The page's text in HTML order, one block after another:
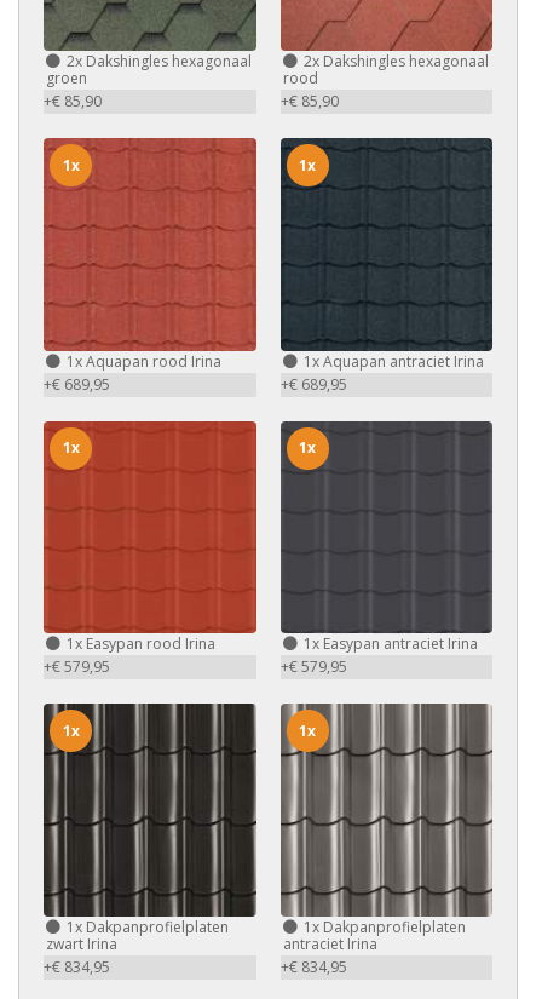
2x Dakshingles hexagonaal
groen
+€ 85,90
2xDakshingles hexagonaal
rood
+€ 85,90
1xAquapan rood Irina
+€ 689,95
1x
1xAquapan antraciet Irina
+€ 689,95
1x
1x Easypan rood Irina
+€ 579,95
1x
1xEasypan antraciet Irina
+€ 579,95
1x
1x Dakpanprofielplaten
zwart Irina
+€ 834,95
1x
1xDakpanprofielplaten
antraciet Irina
+€ 834,95
1x